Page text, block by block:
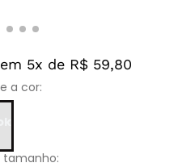
em 5x de R$ 59,80